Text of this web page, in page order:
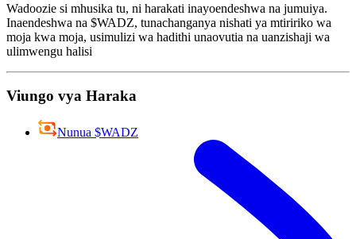
Wadoozie si mhusika tu, ni harakati inayoendeshwa na jumuiya.
Inaendeshwa na $WADZ, tunachanganya nishati ya mtiririko wa
moja kwa moja, usimulizi wa hadithi unaovutia na uanzishaji wa
ulimwengu halisi
Viungo vya Haraka
Nunua $WADZ